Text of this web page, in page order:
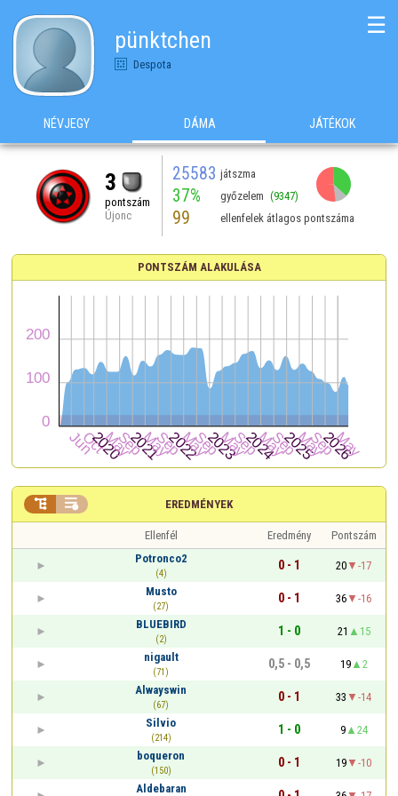
pünktchen
Despota
☰
NÉVJEGY DÁMA JÁTÉKOK
3
pontszám
Újonc
25583 játszma
37% győzelem (9347)
99 ellenfelek átlagos pontszáma
PONTSZÁM ALAKULÁSA
EREDMÉNYEK
 
Ellenfél Eredmény
Pontszám
Potronco2
(4)
0 - 1 20
-17
Musto
(27)
0 - 1 36
-16
BLUEBIRD
(2)
1 - 0 21
15
nigault
(71)
0,5 - 0,5 19
2
Alwayswin
(67)
0 - 1 33
-14
Silvio
(214)
1 - 0 9
24
boqueron
(150)
0 - 1 19
-10
Aldebaran